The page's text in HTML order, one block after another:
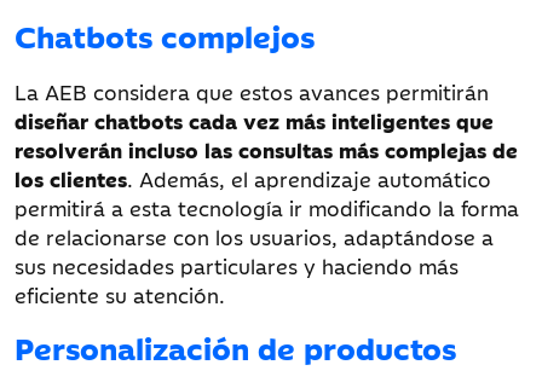
Chatbots complejos
La AEB considera que estos avances permitirán
diseñar chatbots cada vez más inteligentes que
resolverán incluso las consultas más complejas de
los clientes. Además, el aprendizaje automático
permitirá a esta tecnología ir modificando la forma
de relacionarse con los usuarios, adaptándose a
sus necesidades particulares y haciendo más
eficiente su atención.
Personalización de productos